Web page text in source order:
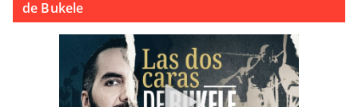
de Bukele